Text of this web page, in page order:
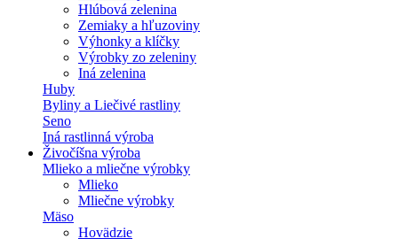
Hlúbová zelenina
Zemiaky a hľuzoviny
Výhonky a klíčky
Výrobky zo zeleniny
Iná zelenina
Huby
Byliny a Liečivé rastliny
Seno
Iná rastlinná výroba
Živočíšna výroba
Mlieko a mliečne výrobky
Mlieko
Mliečne výrobky
Mäso
Hovädzie